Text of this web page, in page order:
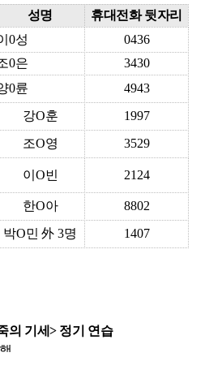
성명 휴대전화 뒷자리
0성
0436
0은
3430
0륜 4943
강O훈
1997
조O영
3529
이 O빈 2124
한O아
8802
박O민外3명 1407
의 기세> 정기 연습